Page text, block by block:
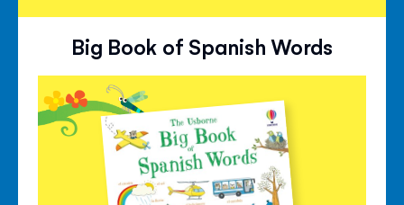
Big Book of Spanish Words